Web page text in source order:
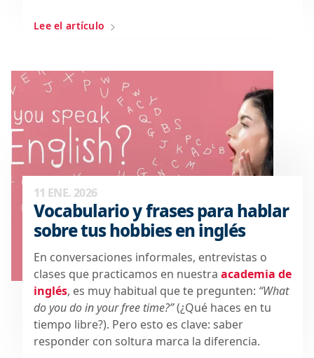
Lee el artículo
11 ENE. 2026
Vocabulario y frases para hablar
sobre tus hobbies en inglés
En conversaciones informales, entrevistas o
clases que practicamos en nuestra academia de
inglés, es muy habitual que te pregunten: “What
do you do in your free time?”(¿Qué haces en tu
tiempo libre?). Pero esto es clave: saber
responder con soltura marca la diferencia.